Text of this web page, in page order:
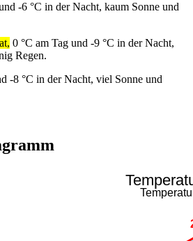
-6 °C in der Nacht, kaum Sonne und
0 °C am Tag und -9 °C in der Nacht,
Regen.
-8 °C in der Nacht, viel Sonne und